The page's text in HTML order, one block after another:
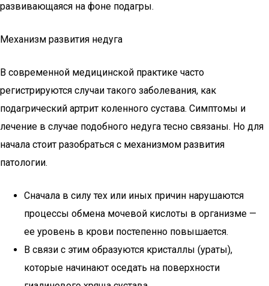
развивающаяся на фоне подагры.
Механизм развития недуга
В современной медицинской практике часто
регистрируются случаи такого заболевания, как
подагрический артрит коленного сустава. Симптомы и
лечение в случае подобного недуга тесно связаны. Но для
начала стоит разобраться с механизмом развития
патологии.
Сначала в силу тех или иных причин нарушаются
процессы обмена мочевой кислоты в организме —
ее уровень в крови постепенно повышается.
В связи с этим образуются кристаллы (ураты),
которые начинают оседать на поверхности